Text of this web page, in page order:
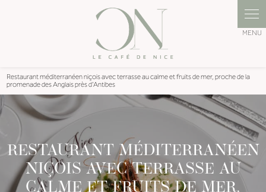
Restaurant méditerranéen niçois avec terrasse au calme et fruits de mer, proche de la
promenade des Anglais près d'Antibes
RESTAURANT MÉDITERRANÉEN
NIÇOIS AVEC TERRASSE AU
CALME ET FRUITS DE MER,
Panneau de gestion des cookies